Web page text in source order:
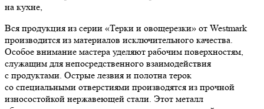
на кухне,
Вся продукция из серии «Терки и овощерезки» от Westmark
производится из материалов исключительного качества.
Особое внимание мастера уделяют рабочим поверхностям,
служащим для непосредственного взаимодействия
с продуктами. Острые лезвия и полотна терок
со специальными отверстиями производятся из прочной
износостойкой нержавеющей стали. Этот металл